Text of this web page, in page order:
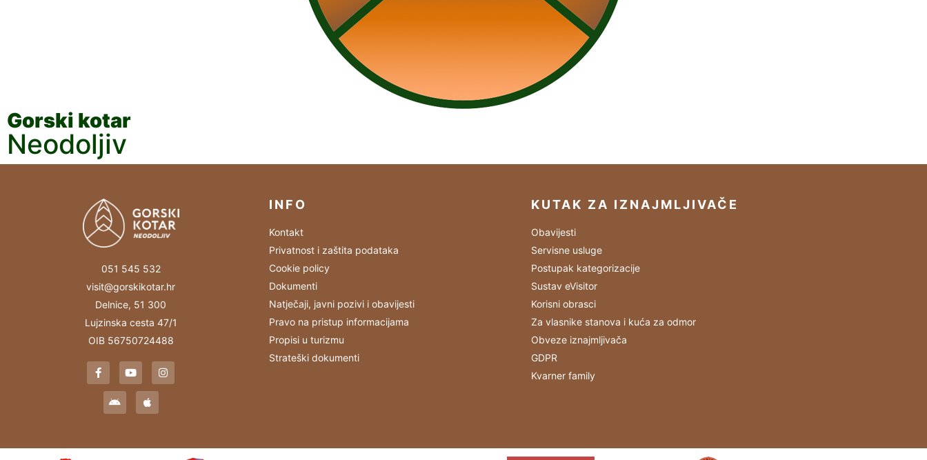
Gorski kotar
Neodoljiv
051 545 532
visit@gorskikotar.hr
Delnice, 51 300
Lujzinska cesta 47/1
OIB 56750724488
INFO
Kontakt
Privatnost i zaštita podataka
Cookie policy
Dokumenti
Natječaji, javni pozivi i obavijesti
Pravo na pristup informacijama
Propisi u turizmu
Strateški dokumenti
KUTAK ZA IZNAJMLJIVAČE
Obavijesti
Servisne usluge
Postupak kategorizacije
Sustav eVisitor
Korisni obrasci
Za vlasnike stanova i kuća za odmor
Obveze iznajmljivača
GDPR
Kvarner family